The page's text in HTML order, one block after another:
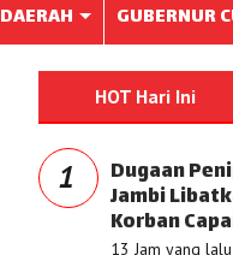
DAERAH GUBERNUR
HOT Hari Ini
1 Dugaan
Jambi
Korban
13 Jam yang lalu